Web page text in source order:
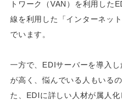
トワーク（VAN）を利用した
線を利用した「インターネッ
でいます。
一方で、EDIサーバーを導入
が高く、悩んでいる人もいる
た、EDIに詳しい人材が属人